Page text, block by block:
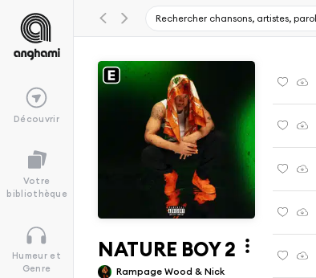
Découvrir
Votre
bibliothèque
Humeur et
Genre
NATURE BOY 2
Rampage Wood & Nick